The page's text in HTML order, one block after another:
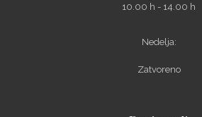
10.00 h - 14.00 h
Nedelja:
Zatvoreno